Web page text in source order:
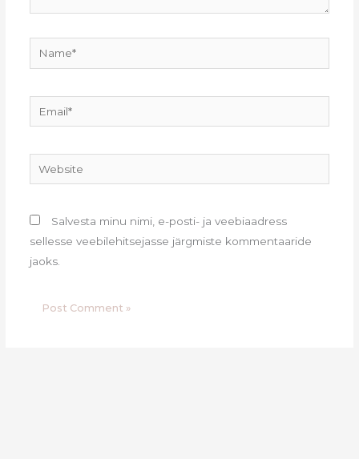
Website
Salvesta minu nimi, e-posti- ja veebiaadress
sellesse veebilehitsejasse järgmiste kommentaaride
jaoks.